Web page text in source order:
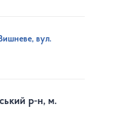
вул.
р-н, м.